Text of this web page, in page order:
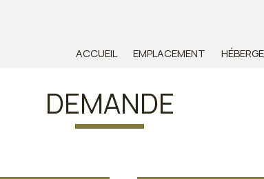
ACCUEIL EMPLACEMENT
DEMANDE